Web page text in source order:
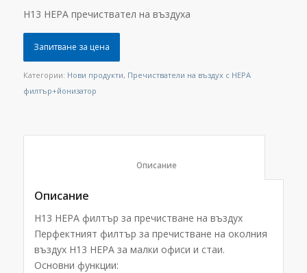
H13 HEPA пречиствател на въздуха
Запитване за цена
Категории: Нови продукти, Пречистватели на въздух с HEPA
филтър+йонизатор
						Описание
Описание
H13 HEPA филтър за пречистване на въздух
Перфектният филтър за пречистване на околния
въздух H13 HEPA за малки офиси и стаи.
Основни функции: